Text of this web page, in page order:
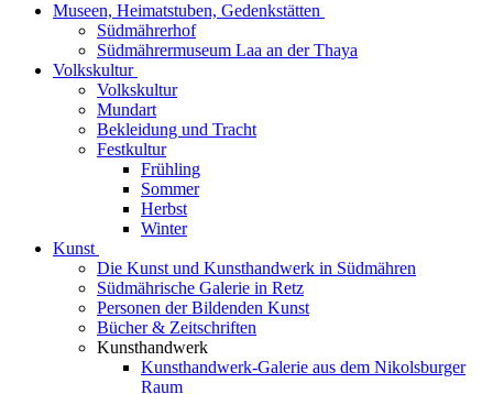
Museen, Heimatstuben, Gedenkstätten
Südmährerhof
Südmährermuseum Laa an der Thaya
Volkskultur
Volkskultur
Mundart
Bekleidung und Tracht
Festkultur
Frühling
Sommer
Herbst
Winter
Kunst
Die Kunst und Kunsthandwerk in Südmähren
Südmährische Galerie in Retz
Personen der Bildenden Kunst
Bücher & Zeitschriften
Kunsthandwerk
Kunsthandwerk-Galerie aus dem Nikolsburger
Raum